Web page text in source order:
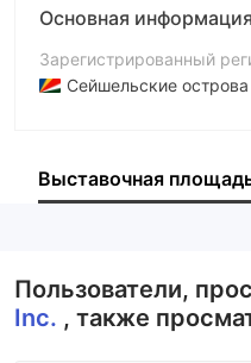
Основная информация
Зарегистрированный
Сейшельские острова
Компания
Выставочная
Пользователи,
Inc. , также